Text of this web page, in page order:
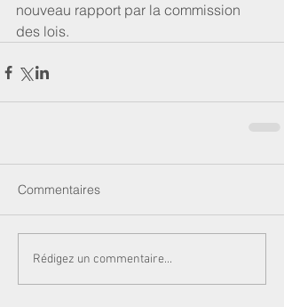
nouveau rapport par la commission
des lois.
Commentaires
Rédigez un commentaire...